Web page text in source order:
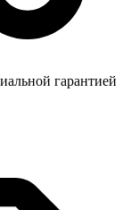
гарантией